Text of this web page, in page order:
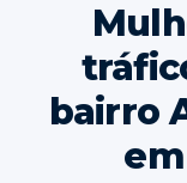
bairro